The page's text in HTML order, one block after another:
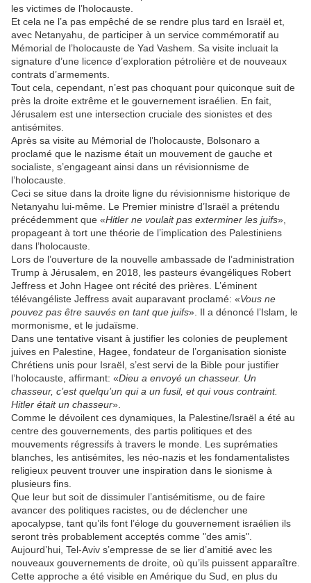
les victimes de l’holocauste.
Et cela ne l’a pas empêché de se rendre plus tard en Israël et,
avec Netanyahu, de participer à un service commémoratif au
Mémorial de l’holocauste de Yad Vashem. Sa visite incluait la
signature d’une licence d’exploration pétrolière et de nouveaux
contrats d’armements.
Tout cela, cependant, n’est pas choquant pour quiconque suit de
près la droite extrême et le gouvernement israélien. En fait,
Jérusalem est une intersection cruciale des sionistes et des
antisémites.
Après sa visite au Mémorial de l’holocauste, Bolsonaro a
proclamé que le nazisme était un mouvement de gauche et
socialiste, s’engageant ainsi dans un révisionnisme de
l’holocauste.
Ceci se situe dans la droite ligne du révisionnisme historique de
Netanyahu lui-même. Le Premier ministre d’Israël a prétendu
précédemment que «Hitler ne voulait pas exterminer les juifs»,
propageant à tort une théorie de l’implication des Palestiniens
dans l’holocauste.
Lors de l’ouverture de la nouvelle ambassade de l’administration
Trump à Jérusalem, en 2018, les pasteurs évangéliques Robert
Jeffress et John Hagee ont récité des prières. L’éminent
télévangéliste Jeffress avait auparavant proclamé: «Vous ne
pouvez pas être sauvés en tant que juifs». Il a dénoncé l’Islam, le
mormonisme, et le judaïsme.
Dans une tentative visant à justifier les colonies de peuplement
juives en Palestine, Hagee, fondateur de l’organisation sioniste
Chrétiens unis pour Israël, s’est servi de la Bible pour justifier
l’holocauste, affirmant: «Dieu a envoyé un chasseur. Un
chasseur, c’est quelqu’un qui a un fusil, et qui vous contraint.
Hitler était un chasseur».
Comme le dévoilent ces dynamiques, la Palestine/Israël a été au
centre des gouvernements, des partis politiques et des
mouvements régressifs à travers le monde. Les suprématies
blanches, les antisémites, les néo-nazis et les fondamentalistes
religieux peuvent trouver une inspiration dans le sionisme à
plusieurs fins.
Que leur but soit de dissimuler l’antisémitisme, ou de faire
avancer des politiques racistes, ou de déclencher une
apocalypse, tant qu’ils font l’éloge du gouvernement israélien ils
seront très probablement acceptés comme "des amis".
Aujourd’hui, Tel-Aviv s’empresse de se lier d’amitié avec les
nouveaux gouvernements de droite, où qu’ils puissent apparaître.
Cette approche a été visible en Amérique du Sud, en plus du